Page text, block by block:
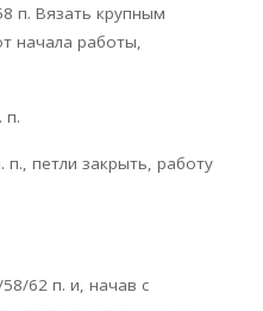
п. Вязать крупным
начала работы,
п.
п., петли закрыть, работу
62 п. и, начав с